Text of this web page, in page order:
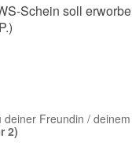
Schein soll
deiner Freundin /
2)